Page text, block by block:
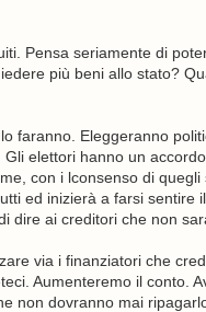
Pensa seriamente di
più beni allo stato?
faranno. Eleggeranno
elettori hanno un
con i lconsenso di
ed inizierà a farsi sentire
dire ai creditori che non
via i finanziatori che
Aumenteremo il conto.
non dovranno mai